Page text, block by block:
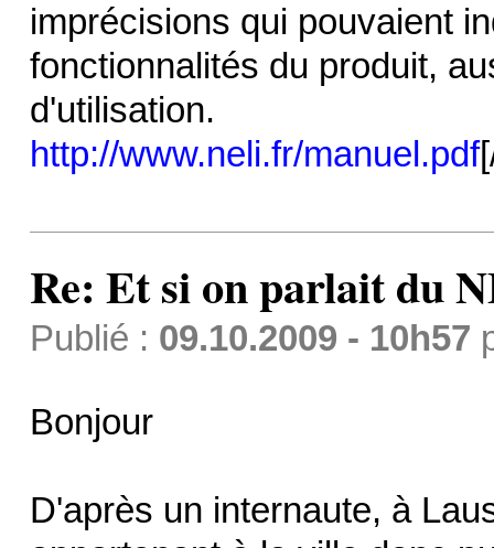
imprécisions qui pouvaient
fonctionnalités du produit,
d'utilisation.
http://www.neli.fr/manuel.pdf
Re: Et si on parlait du
Publié : 09.10.2009 - 10h57
Bonjour
D'après un internaute, à